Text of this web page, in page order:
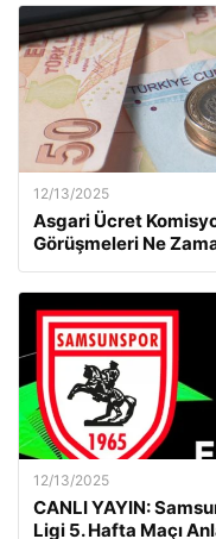
12/13/2025
Asgari Ücret
Görüşmeleri Ne
12/13/2025
CANLI YAYIN:
Ligi 5. Hafta Maçı